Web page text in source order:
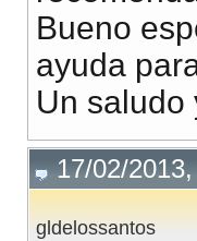
Bueno
ayuda
Un saludo
17/02/2013,
gldelossantos